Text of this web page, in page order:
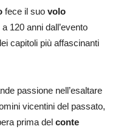
fece il suo volo
a 120 anni dall’evento
capitoli più affascinanti
passione nell’esaltare
vicentini del passato,
prima del conte